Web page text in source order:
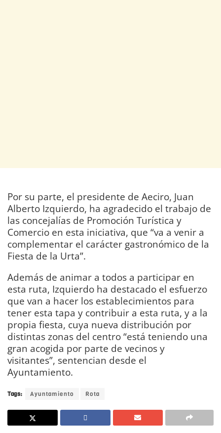
Por su parte, el presidente de Aeciro, Juan
Alberto Izquierdo, ha agradecido el trabajo de
las concejalías de Promoción Turística y
Comercio en esta iniciativa, que “va a venir a
complementar el carácter gastronómico de la
Fiesta de la Urta”.
Además de animar a todos a participar en
esta ruta, Izquierdo ha destacado el esfuerzo
que van a hacer los establecimientos para
tener esta tapa y contribuir a esta ruta, y a la
propia fiesta, cuya nueva distribución por
distintas zonas del centro “está teniendo una
gran acogida por parte de vecinos y
visitantes”, sentencian desde el
Ayuntamiento.
Tags: Ayuntamiento Rota